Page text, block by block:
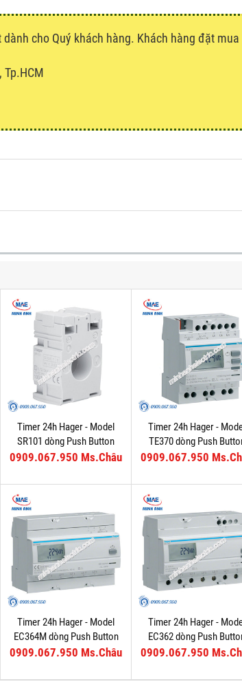
cho Quý khách hàng. Khách hàng đặt mua
Tp.HCM
Timer 24h Hager - Model
SR101 dòng Push Button
0909.067.950 Ms.Châu
Timer 24h Hager -
TE370 dòng Push
0909.067.950
Timer 24h Hager - Model
EC364M dòng Push Button
0909.067.950 Ms.Châu
Timer 24h Hager -
EC362 dòng Push
0909.067.950